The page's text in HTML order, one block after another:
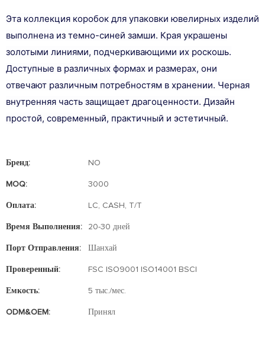
Эта коллекция коробок для упаковки ювелирных изделий
выполнена из темно-синей замши. Края украшены
золотыми линиями, подчеркивающими их роскошь.
Доступные в различных формах и размерах, они
отвечают различным потребностям в хранении. Черная
внутренняя часть защищает драгоценности. Дизайн
простой, современный, практичный и эстетичный.
Бренд: NO
MOQ: 3000
Оплата: LC, CASH, T/T
Время Выполнения: 20-30 дней
Порт Отправления: Шанхай
Проверенный: FSC ISO9001 ISO14001 BSCI
Емкость: 5 тыс./мес.
ODM&OEM: Принял